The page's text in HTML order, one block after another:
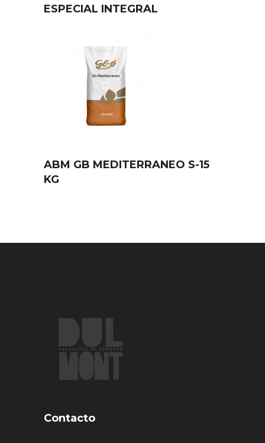
ESPECIAL INTEGRAL
ABM GB MEDITERRANEO S-15
KG
Contacto